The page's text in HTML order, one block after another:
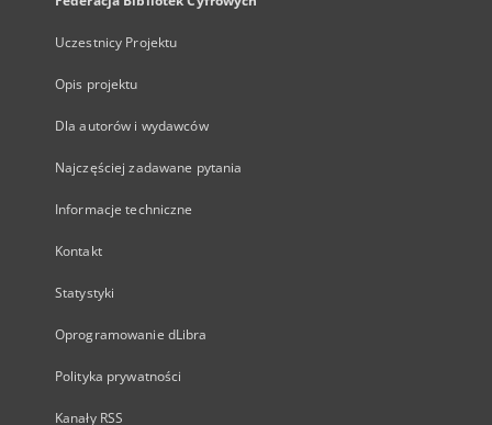
Uczestnicy Projektu
Opis projektu
Dla autorów i wydawców
Najczęściej zadawane pytania
Informacje techniczne
Kontakt
Statystyki
Oprogramowanie dLibra
Polityka prywatności
Kanały RSS